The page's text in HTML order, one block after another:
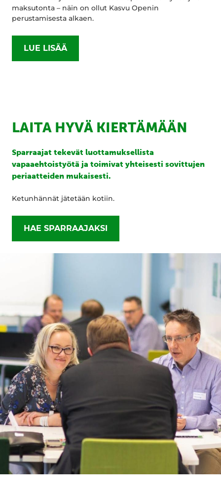
maksutonta – näin on ollut Kasvu Openin
perustamisesta alkaen.
LUE LISÄÄ
LAITA HYVÄ KIERTÄMÄÄN
Sparraajat tekevät luottamuksellista
vapaaehtoistyötä ja toimivat yhteisesti sovittujen
periaatteiden mukaisesti.
Ketunhännät jätetään kotiin.
HAE SPARRAAJAKSI